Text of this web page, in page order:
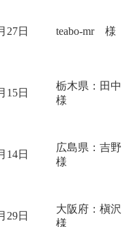
27日 teabo-mr 様
15日
栃木県：田
様
14日
広島県：吉
様
29日
大阪府：槇
様